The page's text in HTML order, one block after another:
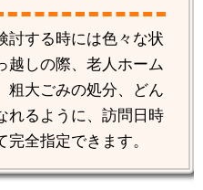
討する時には色々な状
越しの際、老人ホーム
粗大ごみの処分、どん
れるように、訪問日時
全指定できます。